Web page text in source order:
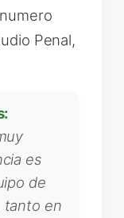
Penal,
es
de
tanto en